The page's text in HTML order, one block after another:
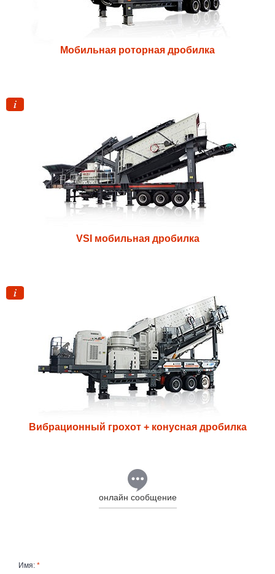
Мобильная роторная дробилка
VSI мобильная дробилка
Вибрационный грохот + конусная дробилка
онлайн сообщение
Имя: *